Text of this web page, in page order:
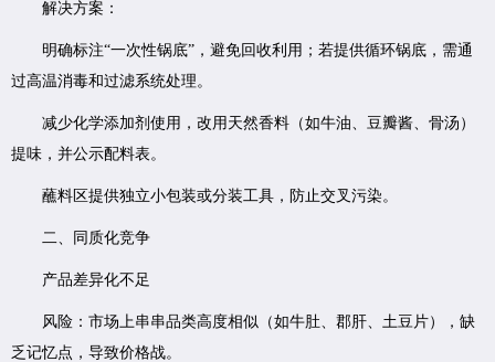
解决方案：
明确标注“一次性锅底”，避免回收利用；若提供循环锅底，需通
过高温消毒和过滤系统处理。
减少化学添加剂使用，改用天然香料（如牛油、豆瓣酱、骨汤）
提味，并公示配料表。
蘸料区提供独立小包装或分装工具，防止交叉污染。
二、同质化竞争
产品差异化不足
风险：市场上串串品类高度相似（如牛肚、郡肝、土豆片），缺
乏记忆点，导致价格战。